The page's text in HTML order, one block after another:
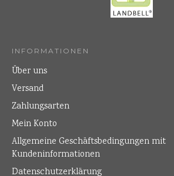
INFORMATIONEN
Über uns
Versand
Zahlungsarten
Mein Konto
Allgemeine Geschäftsbedingungen mit
Kundeninformationen
Datenschutzerklärung